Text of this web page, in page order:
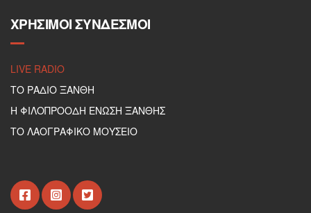
ΧΡΉΣΙΜΟΙ ΣΎΝΔΕΣΜΟΙ
LIVE RADIO
ΤΟ ΡΑΔΙΟ ΞΑΝΘΗ
Η ΦΙΛΟΠΡΟΟΔΗ ΕΝΩΣΗ ΞΑΝΘΗΣ
ΤΟ ΛΑΟΓΡΑΦΙΚΟ ΜΟΥΣΕΙΟ